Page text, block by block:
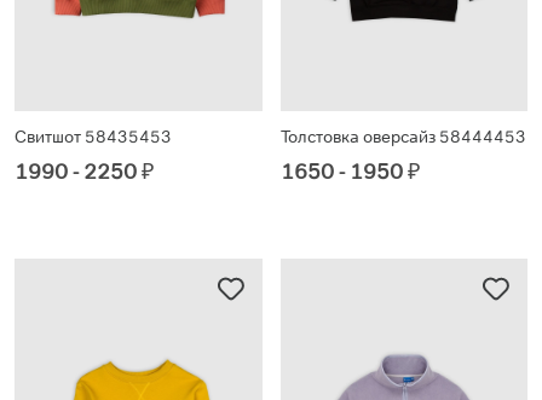
Свитшот 58435453
1990 - 2250₽
Толстовка оверсайз 58444453
1650 - 1950₽